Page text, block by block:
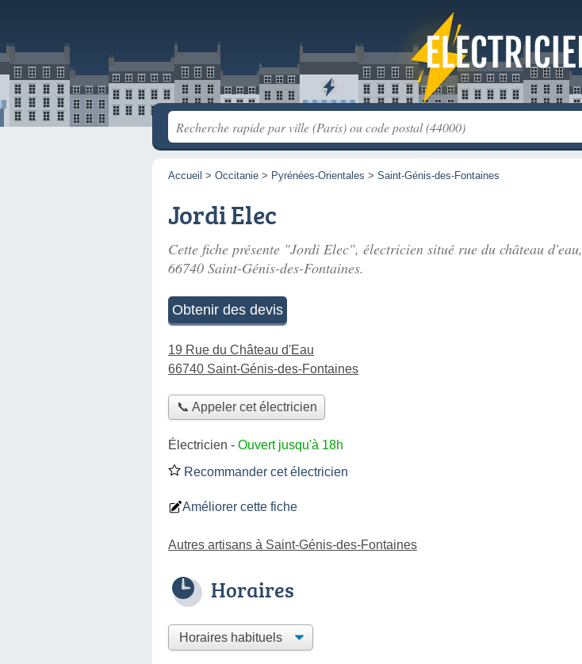
Accueil > Occitanie > Pyrénées-Orientales > Saint-Génis-des-Fontaines
Jordi Elec
Cette fiche présente "Jordi Elec", électricien situé rue du château d'eau,
66740 Saint-Génis-des-Fontaines.
Obtenir des devis
19 Rue du Château d'Eau
66740 Saint-Génis-des-Fontaines
📞 Appeler cet électricien
Électricien - Ouvert jusqu'à 18h
Recommander cet électricien
Améliorer cette fiche
Autres artisans à Saint-Génis-des-Fontaines
Horaires